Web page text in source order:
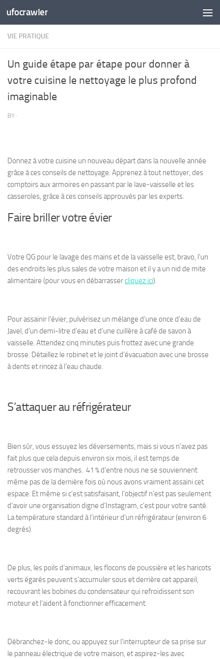
Skip to content
ufocrawler
VIE PRATIQUE
Un guide étape par étape pour donner à
votre cuisine le nettoyage le plus profond
imaginable
BY ·
Donnez à votre cuisine un nouveau départ dans la nouvelle année
grâce à ces conseils de nettoyage. Apprenez à tout nettoyer, des
comptoirs aux armoires en passant par le lave-vaisselle et les
casseroles, grâce à ces conseils approuvés par les experts.
Faire briller votre évier
Votre QG pour le lavage des mains et de la vaisselle est, bravo, l’un
des endroits les plus sales de votre maison et il y a un nid de mite
alimentaire (pour vous en débarrassercliquez ici).
Pour assainir l’évier, pulvérisez un mélange d’une once d’eau de
Javel, d’un demi-litre d’eau et d’une cuillère à café de savon à
vaisselle. Attendez cinq minutes puis frottez avec une grande
brosse. Détaillez le robinet et le joint d’évacuation avec une brosse
à dents et rincez à l’eau chaude.
S’attaquer au réfrigérateur
Bien sûr, vous essuyez les déversements, mais si vous n’avez pas
fait plus que cela depuis environ six mois, il est temps de
retrousser vos manches. 41 % d’entre nous ne se souviennent
même pas de la dernière fois où nous avons vraiment assaini cet
espace. Et même si c’est satisfaisant, l’objectif n’est pas seulement
d’avoir une organisation digne d’Instagram, c’est pour votre santé.
La température standard à l’intérieur d’un réfrigérateur (environ 6
degrés).
De plus, les poils d’animaux, les flocons de poussière et les haricots
verts égarés peuvent s’accumuler sous et derrière cet appareil,
recouvrant les bobines du condensateur qui refroidissent son
moteur et l’aident à fonctionner efficacement.
Débranchez-le donc, ou appuyez sur l’interrupteur de sa prise sur
le panneau électrique de votre maison, et aspirez-les avec